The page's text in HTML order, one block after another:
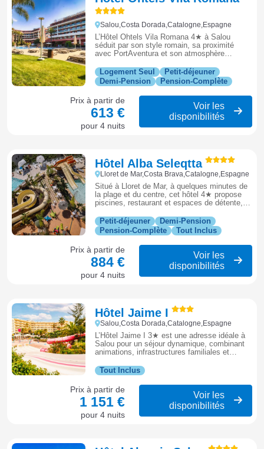
Salou,Costa Dorada,Catalogne,Espagne
L’Hôtel Ohtels Vila Romana 4★ à Salou
séduit par son style romain, sa proximité
avec PortAventura et son atmosphère
famille sur la Costa Dorada.
Logement Seul
Petit-déjeuner
Demi-Pension
Pension-Complète
Prix à partir de
613 €
pour 4 nuits
Voir les
disponibilités
Hôtel Alba Seleqtta
Lloret de Mar,Costa Brava,Catalogne,Espagne
Situé à Lloret de Mar, à quelques minutes de
la plage et du centre, cet hôtel 4★ propose
piscines, restaurant et espaces de détente,
animations.
Petit-déjeuner
Demi-Pension
Pension-Complète
Tout Inclus
Prix à partir de
884 €
pour 4 nuits
Voir les
disponibilités
Hôtel Jaime I
Salou,Costa Dorada,Catalogne,Espagne
L’Hôtel Jaime I 3★ est une adresse idéale à
Salou pour un séjour dynamique, combinant
animations, infrastructures familiales et
Tout Inclus
Prix à partir de
1 151 €
pour 4 nuits
Voir les
disponibilités